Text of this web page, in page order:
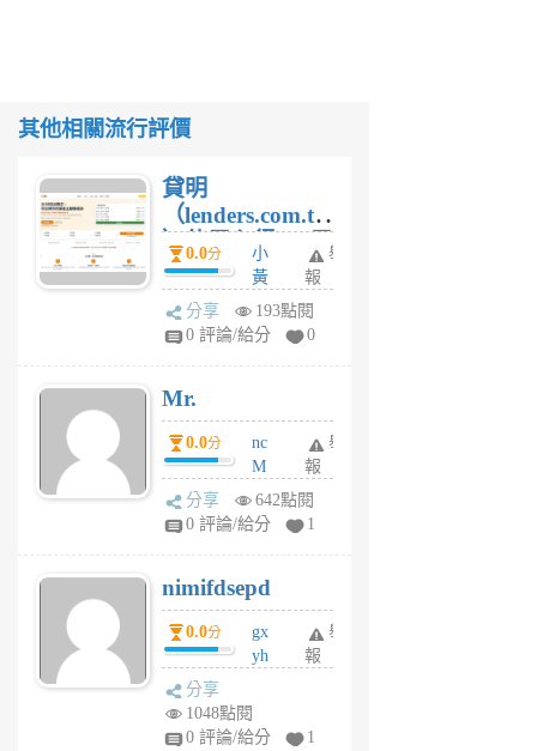
其他相關流行評價
貸明
（lenders.com.tw
）使用心得 — 民
間貸款比較平台
體驗
0.0分
小
黃
蜂
1
舉
報
分享
193點閱
0 評論/給分
0
Mr.
0.0分
nc
M
U
F
U
5
個
月
舉
報
分享
642點閱
0 評論/給分
1
nimifdsepd
0.0分
gx
yh
jl
舉
報
分享
1048點閱
0 評論/給分
1